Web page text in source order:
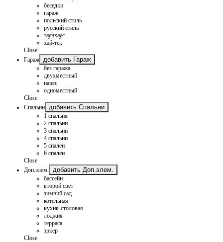
беседки
гараж
польский стиль
русский стиль
таунхаус
хай-тек
Close
Гараж
добавить Гараж
без гаража
двухместный
навес
одноместный
Close
Спальни
добавить Спальни
1 спальня
2 спальни
3 спальни
4 спальни
5 спален
6 спален
Close
Доп.элем.
добавить Доп.элем.
бассейн
второй свет
зимний сад
котельная
кухня-столовая
лоджия
терраса
эркер
Close